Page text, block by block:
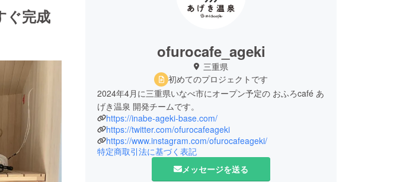
ofurocafe_ageki
三重県
初めてのプロジェクトです
2024年4月に三重県いなべ市にオープン予定の おふろcafé あ
げき温泉 開発チームです。
https://inabe-ageki-base.com/
https://twitter.com/ofurocafeageki
https://www.instagram.com/ofurocafeageki/
特定商取引法に基づく表記
メッセージを送る